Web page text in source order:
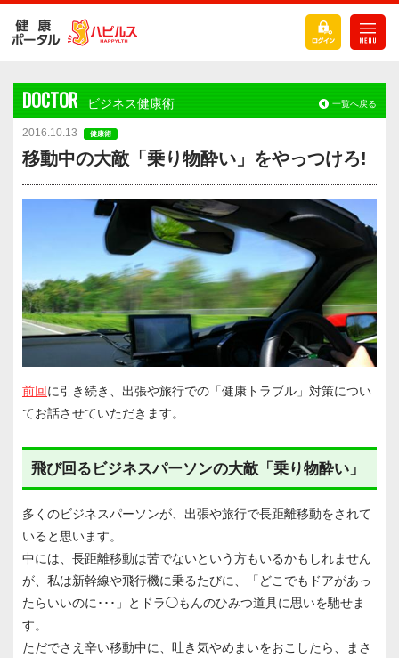
DOCTOR ビジネス健康術 一覧へ戻る
2016.10.13 健康術
移動中の大敵「乗り物酔い」をやっつけろ!
前回に引き続き、出張や旅行での「健康トラブル」対策につい
てお話させていただきます。
飛び回るビジネスパーソンの大敵「乗り物酔い」
多くのビジネスパーソンが、出張や旅行で長距離移動をされて
いると思います。
中には、長距離移動は苦でないという方もいるかもしれません
が、私は新幹線や飛行機に乗るたびに、「どこでもドアがあっ
たらいいのに･･･」とドラ◯もんのひみつ道具に思いを馳せま
す。
ただでさえ辛い移動中に、吐き気やめまいをおこしたら、まさ